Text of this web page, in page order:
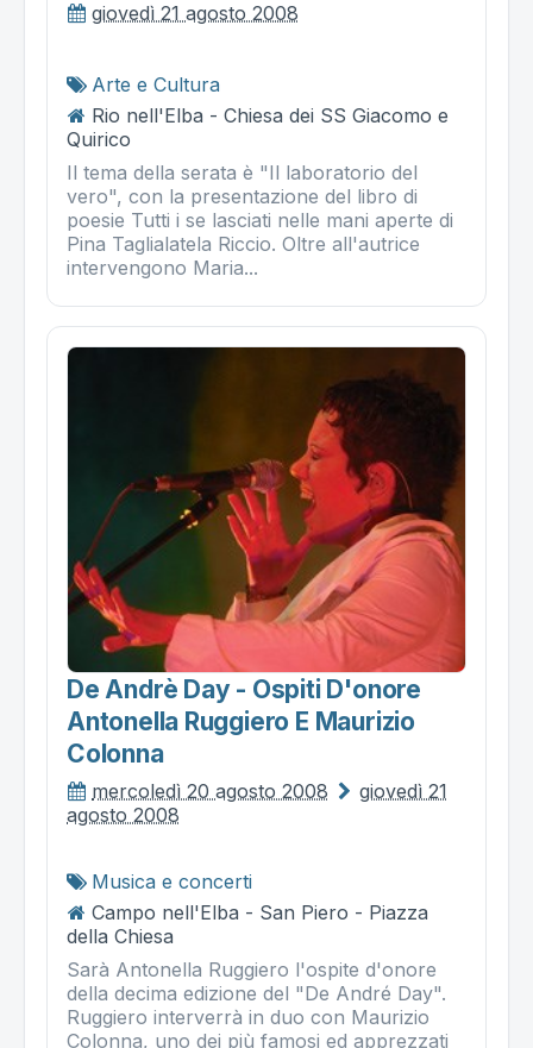
giovedì 21 agosto 2008
Arte e Cultura
Rio nell'Elba - Chiesa dei SS Giacomo e
Quirico
Il tema della serata è "Il laboratorio del
vero", con la presentazione del libro di
poesie Tutti i se lasciati nelle mani aperte di
Pina Taglialatela Riccio. Oltre all'autrice
intervengono Maria...
De Andrè Day - Ospiti D'onore
Antonella Ruggiero E Maurizio
Colonna
mercoledì 20 agosto 2008
giovedì 21
agosto 2008
Musica e concerti
Campo nell'Elba - San Piero - Piazza
della Chiesa
Sarà Antonella Ruggiero l'ospite d'onore
della decima edizione del "De André Day".
Ruggiero interverrà in duo con Maurizio
Colonna, uno dei più famosi ed apprezzati